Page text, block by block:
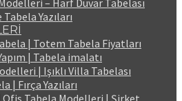
– Harf Duvar Tabelası
Yazıları
| Totem Tabela Fiyatları
| Tabela imalatı
| Işıklı Villa Tabelası
| Fırça Yazıları